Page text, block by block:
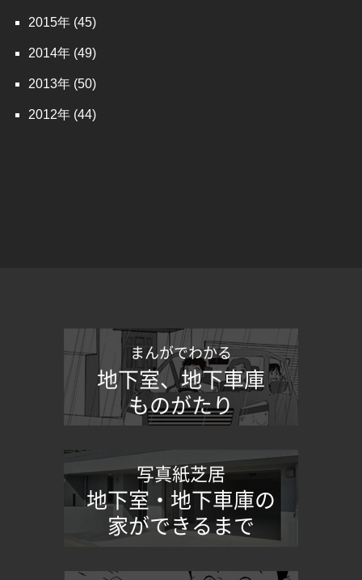
2015 (45)
2014 (49)
2013 (50)
2012 (44)
まんがでわかる
地下室、地下車庫
ものがたり
写真紙芝居
地下室・地下車庫の
家ができるまで